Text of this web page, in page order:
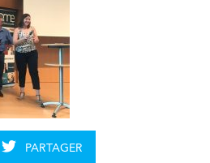
PARTAGER